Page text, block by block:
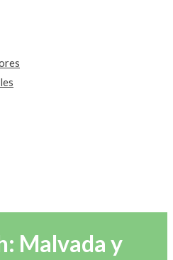
Malvada y